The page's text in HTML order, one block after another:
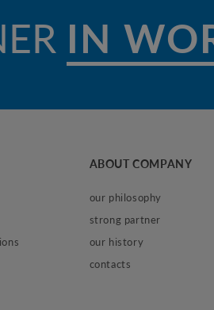
ABOUT COMPANY
our philosophy
strong partner
our history
contacts